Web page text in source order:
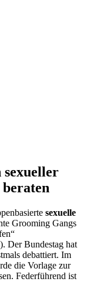
sexuelle
Grooming Gangs
). Der Bundestag hat
debattiert. Im
die Vorlage zur
Federführend ist